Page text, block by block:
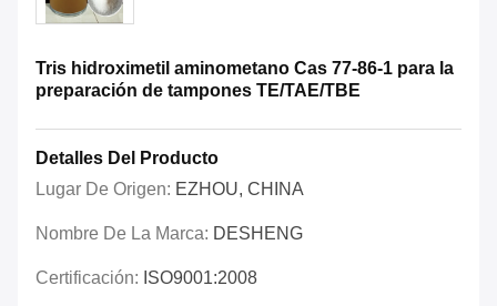
Tris hidroximetil aminometano Cas 77-86-1 para la
preparación de tampones TE/TAE/TBE
Detalles Del Producto
Lugar De Origen: EZHOU, CHINA
Nombre De La Marca: DESHENG
Certificación: ISO9001:2008